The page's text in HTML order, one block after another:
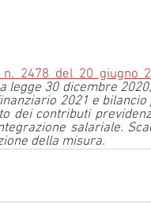
n. 2478 del 20 giugno
legge 30 dicembre
2021 e
dei contributi
salariale.
della misura.